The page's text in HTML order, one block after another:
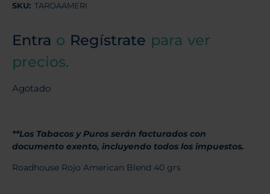
SKU: TAROAAMERI
Entra o Regístrate para ver
precios.
Agotado
**Los Tabacos y Puros serán facturados con
documento exento, incluyendo todos los impuestos.
Roadhouse Rojo American Blend 40 grs